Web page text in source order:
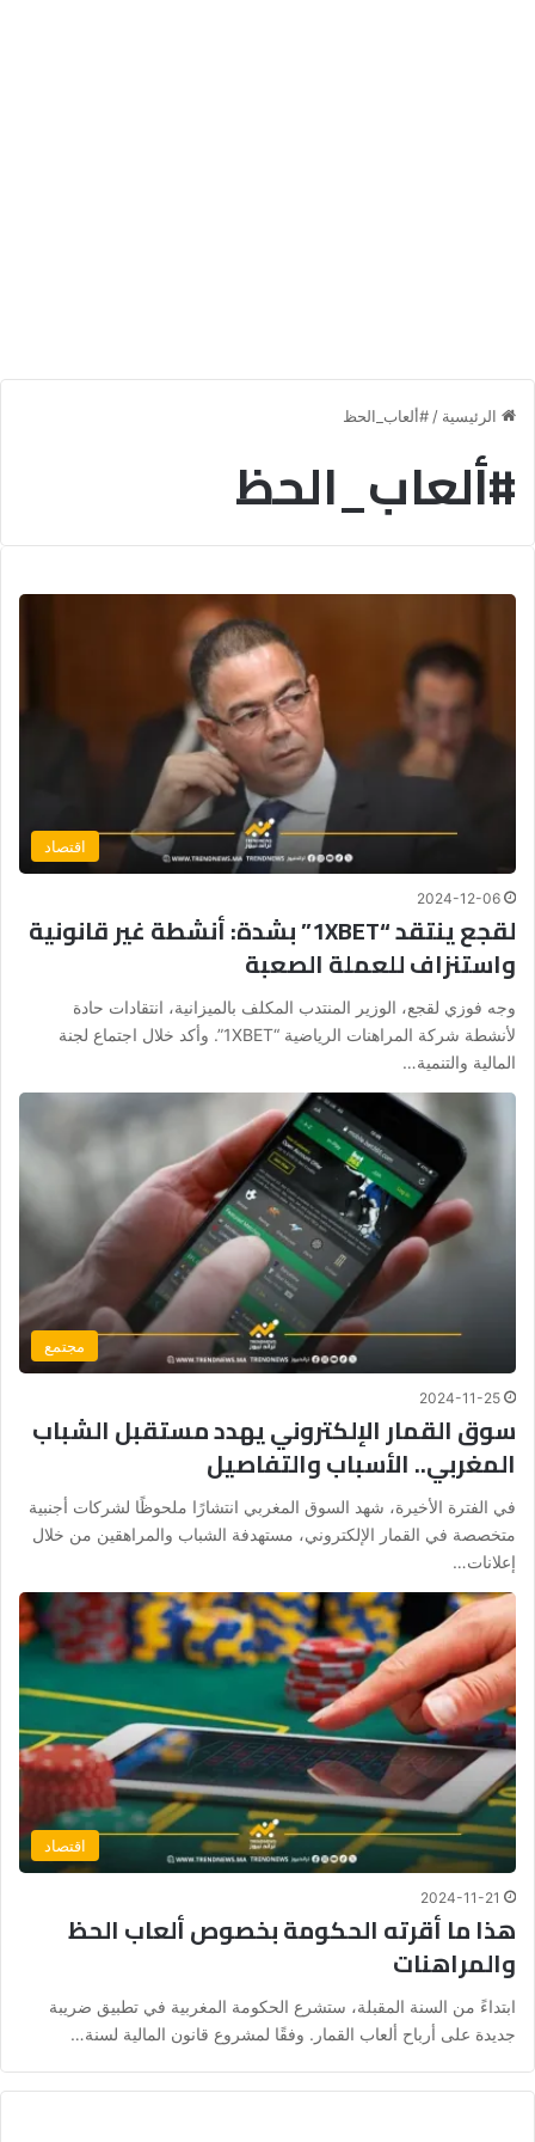
الرئيسية / #ألعاب_الحظ
#ألعاب_الحظ
اقتصاد
2024-12-06
لقجع ينتقد “1XBET” بشدة: أنشطة غير قانونية
واستنزاف للعملة الصعبة
وجه فوزي لقجع، الوزير المنتدب المكلف بالميزانية، انتقادات حادة
لأنشطة شركة المراهنات الرياضية “1XBET”. وأكد خلال اجتماع لجنة
المالية والتنمية…
مجتمع
2024-11-25
سوق القمار الإلكتروني يهدد مستقبل الشباب
المغربي.. الأسباب والتفاصيل
في الفترة الأخيرة، شهد السوق المغربي انتشارًا ملحوظًا لشركات أجنبية
متخصصة في القمار الإلكتروني، مستهدفة الشباب والمراهقين من خلال
إعلانات…
اقتصاد
2024-11-21
هذا ما أقرته الحكومة بخصوص ألعاب الحظ
والمراهنات
ابتداءً من السنة المقبلة، ستشرع الحكومة المغربية في تطبيق ضريبة
جديدة على أرباح ألعاب القمار. وفقًا لمشروع قانون المالية لسنة…